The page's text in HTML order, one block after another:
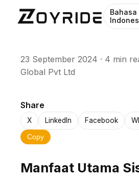
Bahasa
23 September 2024 · 4 min
Global Pvt Ltd
Share
X LinkedIn Facebook
Copy
Manfaat Utama